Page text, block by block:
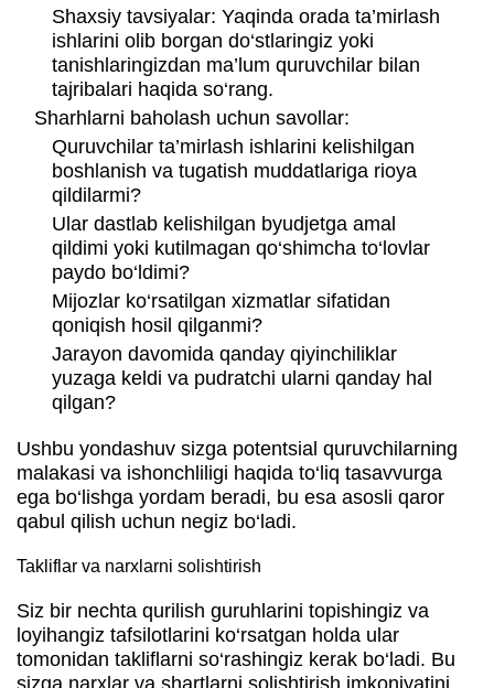
Shaxsiy tavsiyalar: Yaqinda orada ta’mirlash
ishlarini olib borgan do‘stlaringiz yoki
tanishlaringizdan ma’lum quruvchilar bilan
tajribalari haqida so‘rang.
Sharhlarni baholash uchun savollar:
Quruvchilar ta’mirlash ishlarini kelishilgan
boshlanish va tugatish muddatlariga rioya
qildilarmi?
Ular dastlab kelishilgan byudjetga amal
qildimi yoki kutilmagan qo‘shimcha to‘lovlar
paydo bo‘ldimi?
Mijozlar ko‘rsatilgan xizmatlar sifatidan
qoniqish hosil qilganmi?
Jarayon davomida qanday qiyinchiliklar
yuzaga keldi va pudratchi ularni qanday hal
qilgan?
Ushbu yondashuv sizga potentsial quruvchilarning
malakasi va ishonchliligi haqida to‘liq tasavvurga
ega bo‘lishga yordam beradi, bu esa asosli qaror
qabul qilish uchun negiz bo‘ladi.
Takliflar va narxlarni solishtirish
Siz bir nechta qurilish guruhlarini topishingiz va
loyihangiz tafsilotlarini ko‘rsatgan holda ular
tomonidan takliflarni so‘rashingiz kerak bo‘ladi. Bu
sizga narxlar va shartlarni solishtirish imkoniyatini